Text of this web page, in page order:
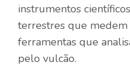
instrumentos
terrestres que
ferramentas que
pelo vulcão.